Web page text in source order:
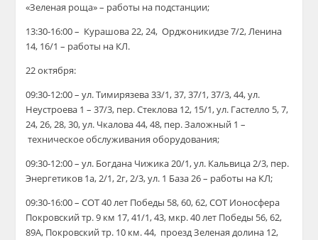
«Зеленая роща» – работы на подстанции;
13:30-16:00 – Курашова 22, 24, Орджоникидзе 7/2, Ленина
14, 16/1 – работы на КЛ.
22 октября:
09:30-12:00 – ул. Тимирязева 33/1, 37, 37/1, 37/3, 44, ул.
Неустроева 1 – 37/3, пер. Стеклова 12, 15/1, ул. Гастелло 5, 7,
24, 26, 28, 30, ул. Чкалова 44, 48, пер. Заложный 1 –
техническое обслуживания оборудования;
09:30-12:00 – ул. Богдана Чижика 20/1, ул. Кальвица 2/3, пер.
Энергетиков 1а, 2/1, 2г, 2/3, ул. 1 База 26 – работы на КЛ;
09:30-16:00 – СОТ 40 лет Победы 58, 60, 62, СОТ Ионосфера
Покровский тр. 9 км 17, 41/1, 43, мкр. 40 лет Победы 56, 62,
89А, Покровский тр. 10 км. 44, проезд Зеленая долина 12,